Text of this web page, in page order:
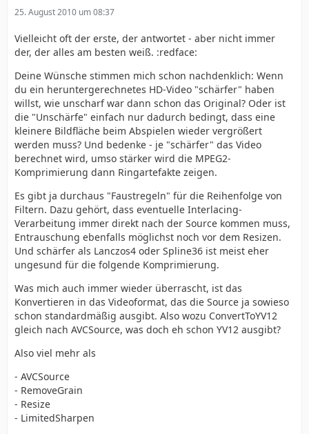
25. August 2010 um 08:37
Vielleicht oft der erste, der antwortet - aber nicht immer
der, der alles am besten weiß. :redface:
Deine Wünsche stimmen mich schon nachdenklich: Wenn
du ein heruntergerechnetes HD-Video "schärfer" haben
willst, wie unscharf war dann schon das Original? Oder ist
die "Unschärfe" einfach nur dadurch bedingt, dass eine
kleinere Bildfläche beim Abspielen wieder vergrößert
werden muss? Und bedenke - je "schärfer" das Video
berechnet wird, umso stärker wird die MPEG2-
Komprimierung dann Ringartefakte zeigen.
Es gibt ja durchaus "Faustregeln" für die Reihenfolge von
Filtern. Dazu gehört, dass eventuelle Interlacing-
Verarbeitung immer direkt nach der Source kommen muss,
Entrauschung ebenfalls möglichst noch vor dem Resizen.
Und schärfer als Lanczos4 oder Spline36 ist meist eher
ungesund für die folgende Komprimierung.
Was mich auch immer wieder überrascht, ist das
Konvertieren in das Videoformat, das die Source ja sowieso
schon standardmäßig ausgibt. Also wozu ConvertToYV12
gleich nach AVCSource, was doch eh schon YV12 ausgibt?
Also viel mehr als
- AVCSource
- RemoveGrain
- Resize
- LimitedSharpen